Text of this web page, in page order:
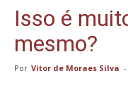
Isso é
mesmo?
Por Vitor de Moraes Silva -